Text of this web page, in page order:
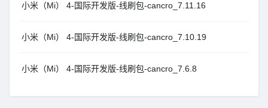
小米（Mi） 4-国际开发版-线刷包-cancro_7.11.16
小米（Mi） 4-国际开发版-线刷包-cancro_7.10.19
小米（Mi） 4-国际开发版-线刷包-cancro_7.6.8